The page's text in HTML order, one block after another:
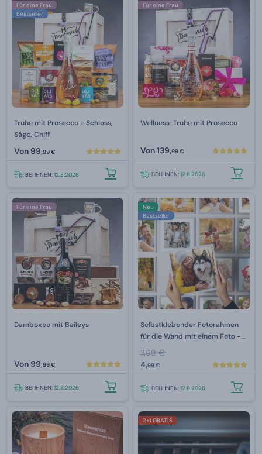
Für eine Frau
Bestseller
Truhe mit Prosecco + Schloss,
Säge, Chiff
Von 99,99 €
BEI IHNEN:12.8.2026
Für eine Frau
Wellness-Truhe mit Prosecco
Von139,99 €
BEI IHNEN:12.8.2026
Für eine Frau
Damboxeo mit Baileys
Von 99,99 €
BEI IHNEN:12.8.2026
Neu
Bestseller
Selbstklebender Fotorahmen
für die Wand mit einem Foto -
Weiß
7,99 €
4,99 €
BEI IHNEN:12.8.2026
2+1 GRATIS